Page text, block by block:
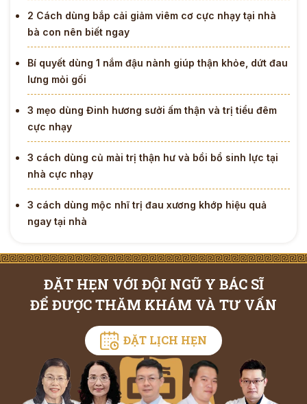
2 Cách dùng bắp cải giảm viêm cơ cực nhạy tại nhà
bà con nên biết ngay
Bí quyết dùng 1 nắm đậu nành giúp thận khỏe, dứt đau
lưng mỏi gối
3 mẹo dùng Đinh hương sưởi ấm thận và trị tiểu đêm
cực nhạy
3 cách dùng củ mài trị thận hư và bồi bổ sinh lực tại
nhà cực nhạy
3 cách dùng mộc nhĩ trị đau xương khớp hiệu quả
ngay tại nhà
ĐẶT HẸN VỚI ĐỘI NGŨ Y BÁC SĨ
ĐỂ ĐƯỢC THĂM KHÁM VÀ TƯ VẤN
ĐẶT LỊCH HẸN